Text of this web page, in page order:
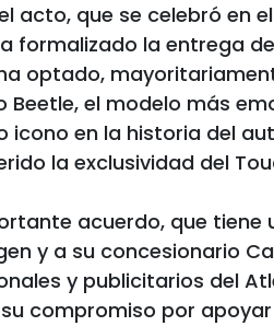
acto, que se celebró en
formalizado la entrega
optado,
Beetle, el modelo más
icono en la historia del
la exclusividad del
acuerdo, que tiene
y a su concesionario
y publicitarios del
compromiso por